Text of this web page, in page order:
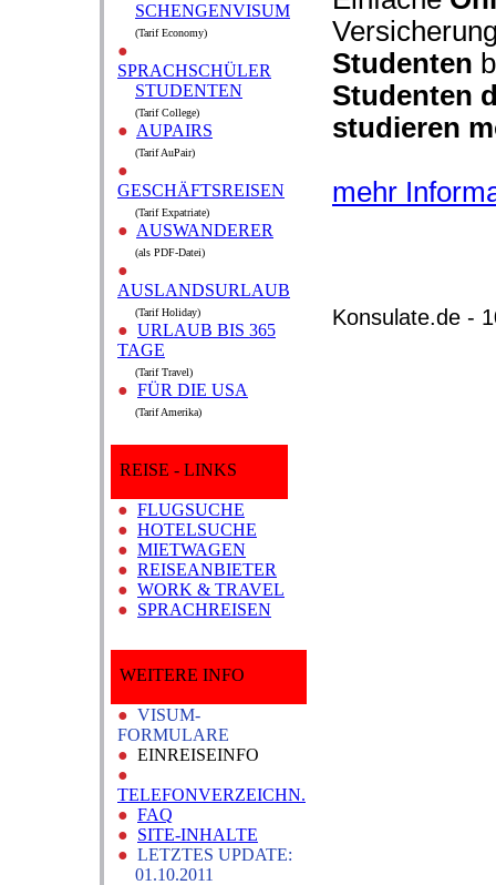
SCHENGENVISUM
(Tarif Economy)
●
SPRACHSCHÜLER
STUDENTEN
(Tarif College)
● AUPAIRS
(Tarif AuPair)
●
GESCHÄFTSREISEN
(Tarif Expatriate)
● AUSWANDERER
(als PDF-Datei)
●
AUSLANDSURLAUB
(Tarif Holiday)
● URLAUB BIS 365
TAGE
(Tarif Travel)
● FÜR DIE USA
(Tarif Amerika)
REISE - LINKS
● FLUGSUCHE
● HOTELSUCHE
● MIETWAGEN
● REISEANBIETER
● WORK & TRAVEL
● SPRACHREISEN
WEITERE INFO
● VISUM-
FORMULARE
● EINREISEINFO
●
TELEFONVERZEICHN.
● FAQ
● SITE-INHALTE
● LETZTES UPDATE:
01.10.2011
Studenten
Studenten
studieren
mehr
Konsulate.de -